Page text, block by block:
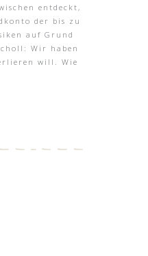
entdeckt,
der bis zu
auf Grund
Wir haben
will. Wie